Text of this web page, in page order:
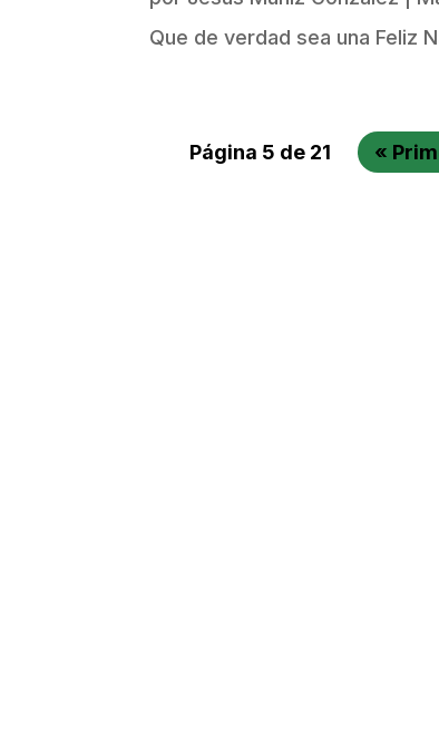
Que de verdad sea una Feliz
Página 5 de 21 «